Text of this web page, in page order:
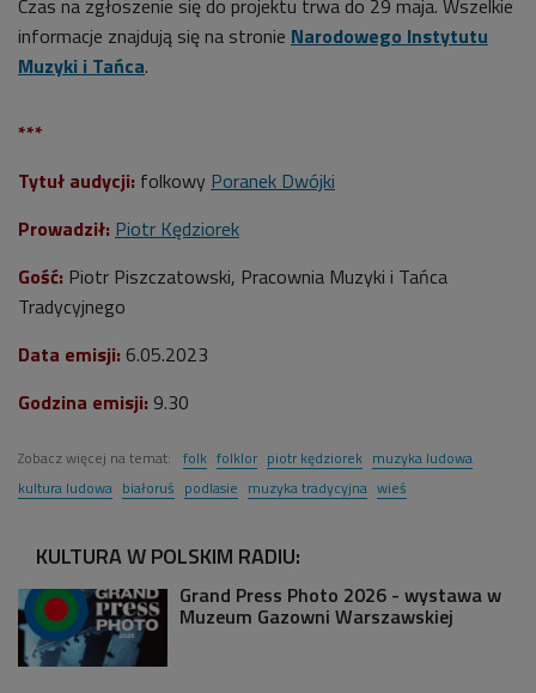
Czas na zgłoszenie się do projektu trwa do 29 maja. Wszelkie
informacje znajdują się na stronie Narodowego Instytutu
Muzyki i Tańca.
***
Tytuł audycji: folkowy Poranek Dwójki
Prowadził: Piotr Kędziorek
Gość: Piotr Piszczatowski, Pracownia Muzyki i Tańca
Tradycyjnego
Data emisji: 6.05.2023
Godzina emisji: 9.30
Zobacz więcej na temat: folk folklor piotr kędziorek muzyka ludowa
kultura ludowa białoruś podlasie muzyka tradycyjna wieś
KULTURA W POLSKIM RADIU:
Grand Press Photo 2026 - wystawa w
Muzeum Gazowni Warszawskiej